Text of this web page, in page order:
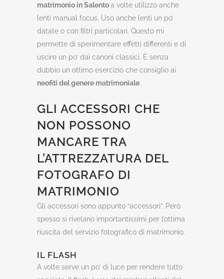
matrimonio in Salentoa volte utilizzo anche
lenti manual focus. Uso anche lenti un po’
datate o con filtri particolari. Questo mi
permette di sperimentare effetti differenti e di
uscire un po’ dai canoni classici. È senza
dubbio un ottimo esercizio che consiglio ai
neofiti del genere matrimoniale.
GLI ACCESSORI CHE
NON POSSONO
MANCARE TRA
L’ATTREZZATURA DEL
FOTOGRAFO DI
MATRIMONIO
Gli accessori sono appunto “accessori”. Però
spesso si rivelano importantissimi per l’ottima
riuscita del servizio fotografico di matrimonio.
IL FLASH
A volte serve un po’ di luce per rendere tutto